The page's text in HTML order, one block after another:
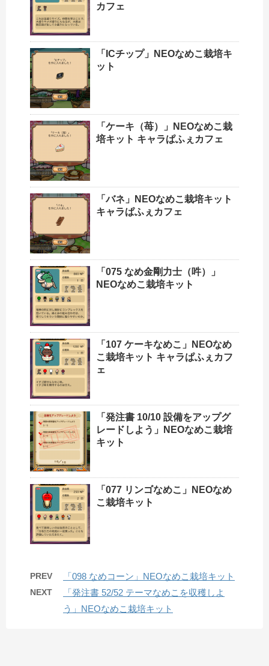
カフェ
「ICチップ」NEOなめこ栽培キ
ット
「ケーキ（苺）」NEOなめこ栽
培キット キャラぱふぇカフェ
「バネ」NEOなめこ栽培キット
キャラぱふぇカフェ
「075 なめ金剛力士（吽）」
NEOなめこ栽培キット
「107 ケーキなめこ」NEOなめ
こ栽培キット キャラぱふぇカフ
ェ
「発注書 10/10 設備をアップグ
レードしよう」NEOなめこ栽培
キット
「077 リンゴなめこ」NEOなめ
こ栽培キット
PREV 「098 なめコーン」NEOなめこ栽培キット
NEXT
「発注書 52/52 テーマなめこを収穫しよ
う」NEOなめこ栽培キット